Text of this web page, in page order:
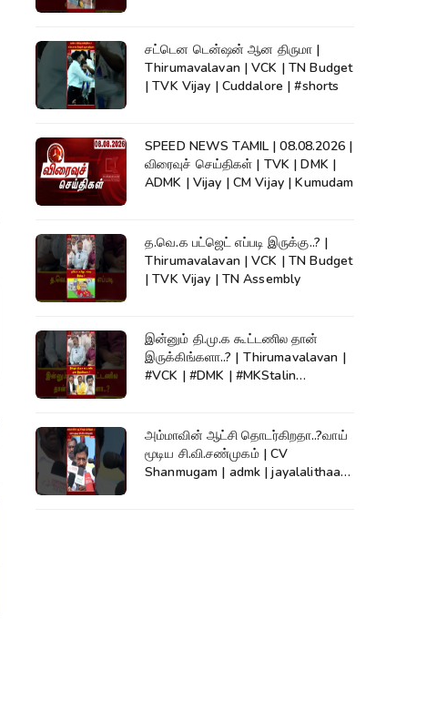
சட்டென டென்ஷன் ஆன திருமா |
Thirumavalavan | VCK | TN Budget
| TVK Vijay | Cuddalore | #shorts
SPEED NEWS TAMIL | 08.08.2026 |
விரைவுச் செய்திகள் | TVK | DMK |
ADMK | Vijay | CM Vijay | Kumudam
த.வெ.க பட்ஜெட் எப்படி இருக்கு..? |
Thirumavalavan | VCK | TN Budget
| TVK Vijay | TN Assembly
இன்னும் தி.மு.க கூட்டணில தான்
இருக்கிங்களா..? | Thirumavalavan |
#VCK | #DMK | #MKStalin
அம்மாவின் ஆட்சி தொடர்கிறதா..?வாய்
மூடிய சி.வி.சண்முகம் | CV
Shanmugam | admk | jayalalithaa |